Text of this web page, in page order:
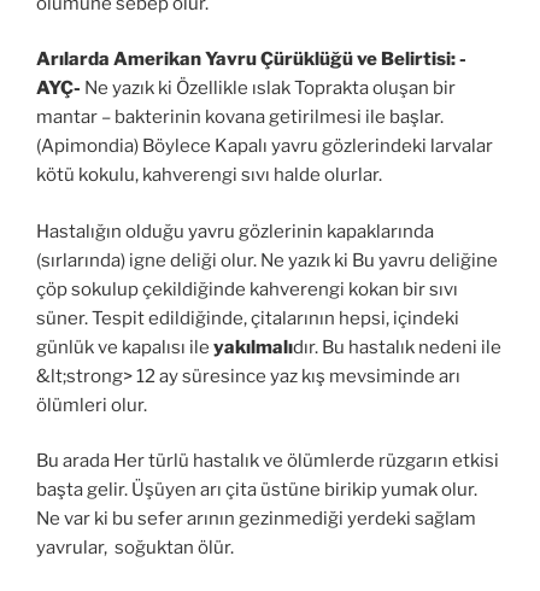
Arılarda Amerikan Yavru Çürüklüğü ve Belirtisi: -
AYÇ- Ne yazık ki Özellikle ıslak Toprakta oluşan bir
mantar – bakterinin kovana getirilmesi ile başlar.
(Apimondia) Böylece Kapalı yavru gözlerindeki larvalar
kötü kokulu, kahverengi sıvı halde olurlar.
Hastalığın olduğu yavru gözlerinin kapaklarında
(sırlarında) igne deliği olur. Ne yazık ki Bu yavru deliğine
çöp sokulup çekildiğinde kahverengi kokan bir sıvı
süner. Tespit edildiğinde, çitalarının hepsi, içindeki
günlük ve kapalısı ile yakılmalıdır. Bu hastalık nedeni ile
&lt;strong> 12 ay süresince yaz kış mevsiminde arı
ölümleri olur.
Bu arada Her türlü hastalık ve ölümlerde rüzgarın etkisi
başta gelir. Üşüyen arı çita üstüne birikip yumak olur.
Ne var ki bu sefer arının gezinmediği yerdeki sağlam
yavrular, soğuktan ölür.